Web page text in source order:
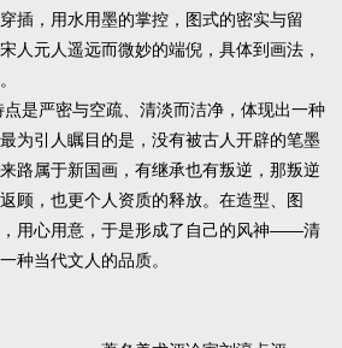
，用水用墨的掌控，图式的密实与留
人元人遥远而微妙的端倪，具体到画法，
严密与空疏、清淡而洁净，体现出一种
为引人瞩目的是，没有被古人开辟的笔墨
路属于新国画，有继承也有叛逆，那叛逆
顾，也更个人资质的释放。在造型、图
用心用意，于是形成了自己的风神——清
种当代文人的品质。